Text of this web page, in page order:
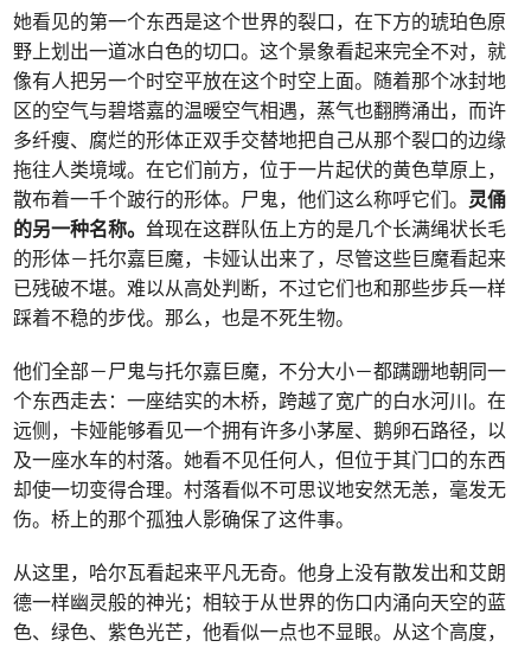
她看见的第一个东西是这个世界的裂口，在下方的琥珀色原
野上划出一道冰白色的切口。这个景象看起来完全不对，就
像有人把另一个时空平放在这个时空上面。随着那个冰封地
区的空气与碧塔嘉的温暖空气相遇，蒸气也翻腾涌出，而许
多纤瘦、腐烂的形体正双手交替地把自己从那个裂口的边缘
拖往人类境域。在它们前方，位于一片起伏的黄色草原上，
散布着一千个跛行的形体。尸鬼，他们这么称呼它们。灵俑
的另一种名称。耸现在这群队伍上方的是几个长满绳状长毛
的形体－托尔嘉巨魔，卡娅认出来了，尽管这些巨魔看起来
已残破不堪。难以从高处判断，不过它们也和那些步兵一样
踩着不稳的步伐。那么，也是不死生物。
他们全部－尸鬼与托尔嘉巨魔，不分大小－都蹒跚地朝同一
个东西走去：一座结实的木桥，跨越了宽广的白水河川。在
远侧，卡娅能够看见一个拥有许多小茅屋、鹅卵石路径，以
及一座水车的村落。她看不见任何人，但位于其门口的东西
却使一切变得合理。村落看似不可思议地安然无恙，毫发无
伤。桥上的那个孤独人影确保了这件事。
从这里，哈尔瓦看起来平凡无奇。他身上没有散发出和艾朗
德一样幽灵般的神光；相较于从世界的伤口内涌向天空的蓝
色、绿色、紫色光芒，他看似一点也不显眼。从这个高度，